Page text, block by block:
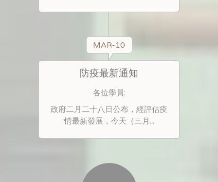
MAR-10
防疫最新通知
各位學員:
政府二月二十八日公布，經評估疫
情最新發展，今天（三月...